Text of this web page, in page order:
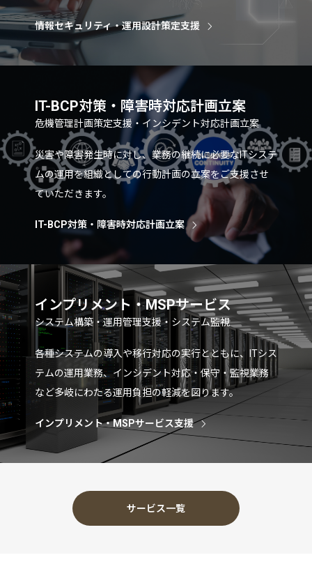
情報セキュリティ・運用設計策定支援
IT-BCP対策・障害時対応計画立案
危機管理計画策定支援・インシデント対応計画立案
災害や障害発生時に対し、業務の継続に必要なITシステ
ムの運用を組織としての行動計画の立案をご支援させ
ていただきます。
IT-BCP対策・障害時対応計画立案
インプリメント・MSPサービス
システム構築・運用管理支援・システム監視
各種システムの導入や移行対応の実行とともに、ITシス
テムの運用業務、インシデント対応・保守・監視業務
など多岐にわたる運用負担の軽減を図ります。
インプリメント・MSPサービス支援
サービス一覧